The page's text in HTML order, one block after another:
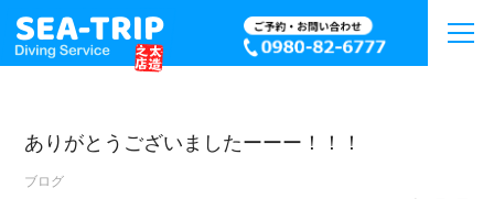
ありがとうございましたーーー！！！
ブログ